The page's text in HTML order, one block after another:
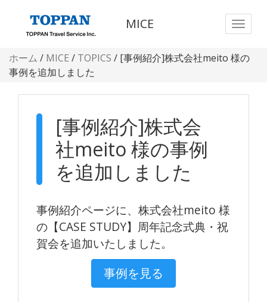
MICE
ホーム / MICE / TOPICS / [事例紹介]株式会社meito 様の
事例を追加しました
[事例紹介]株式会
社meito 様の事例
を追加しました
事例紹介ページに、株式会社meito 様
の【CASE STUDY】周年記念式典・祝
賀会を追加いたしました。
事例を見る